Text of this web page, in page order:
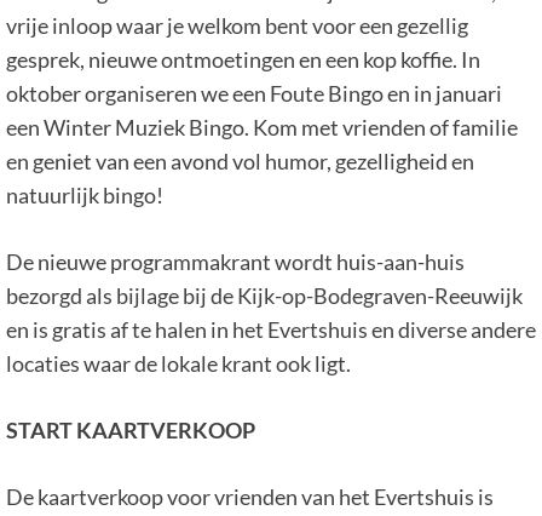
vrije inloop waar je welkom bent voor een gezellig
gesprek, nieuwe ontmoetingen en een kop koffie. In
oktober organiseren we een Foute Bingo en in januari
een Winter Muziek Bingo. Kom met vrienden of familie
en geniet van een avond vol humor, gezelligheid en
natuurlijk bingo!
De nieuwe programmakrant wordt huis-aan-huis
bezorgd als bijlage bij de Kijk-op-Bodegraven-Reeuwijk
en is gratis af te halen in het Evertshuis en diverse andere
locaties waar de lokale krant ook ligt.
START KAARTVERKOOP
De kaartverkoop voor vrienden van het Evertshuis is